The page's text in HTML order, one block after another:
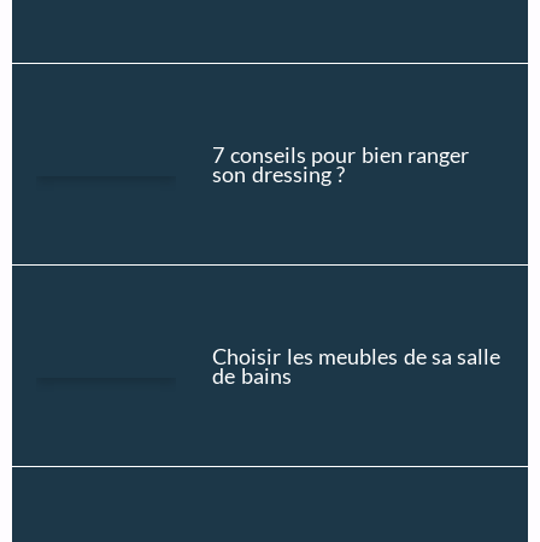
7 conseils pour bien ranger
son dressing ?
Choisir les meubles de sa salle
de bains